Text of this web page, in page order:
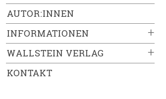
AUTOR:INNEN
+
INFORMATIONEN
+
WALLSTEIN VERLAG
KONTAKT